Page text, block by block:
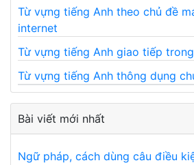
Từ vựng tiếng Anh theo chủ đề
internet
Từ vựng tiếng Anh giao tiếp
Từ vựng tiếng Anh thông dụng
Bài viết mới nhất
Ngữ pháp, cách dùng câu điều